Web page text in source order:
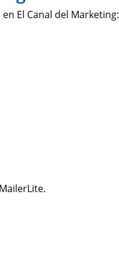
El Canal del Marketing: